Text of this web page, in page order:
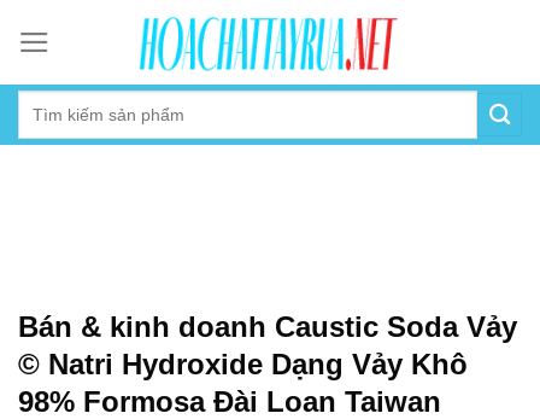
content
Bán & kinh doanh Caustic Soda Vảy
© Natri Hydroxide Dạng Vảy Khô
98% Formosa Đài Loan Taiwan